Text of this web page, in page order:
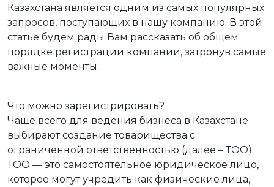
Казахстана является одним из самых популярных
запросов, поступающих в нашу компанию. В этой
статье будем рады Вам рассказать об общем
порядке регистрации компании, затронув самые
важные моменты.
Что можно зарегистрировать?
Чаще всего для ведения бизнеса в Казахстане
выбирают создание товарищества с
ограниченной ответственностью (далее – ТОО).
ТОО — это самостоятельное юридическое лицо,
которое могут учредить как физические лица,